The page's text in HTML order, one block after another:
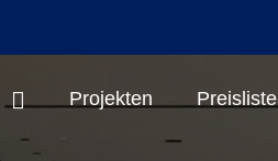
Projekten Preisliste